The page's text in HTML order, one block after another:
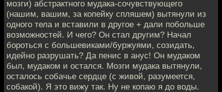
мозги) абстрактного мудака-сочувствующего
(нашим, вашим, за копейку спляшем) вытянули из
одного тела и вставили в другое + дали побольше
возможностей. И чего? Он стал другим? Начал
бороться с большевиками/буржуями, созидать,
идейно разрушать? Да пенис в анус! Он мудаком
был, мудаком и остался. Мозги мудака вытянули,
осталось собачье сердце (с живой, разумеется,
собакой). Я это вижу так. Ну не копаю я до воды.